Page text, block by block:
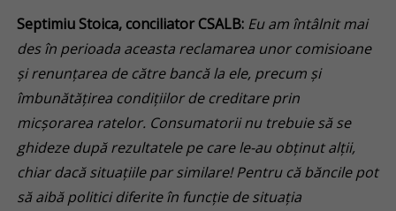
Septimiu Stoica, conciliator CSALB: Eu am întâlnit mai
des în perioada aceasta reclamarea unor comisioane
și renunțarea de către bancă la ele, precum și
îmbunătățirea condițiilor de creditare prin
micșorarea ratelor. Consumatorii nu trebuie să se
ghideze după rezultatele pe care le-au obținut alții,
chiar dacă situațiile par similare! Pentru că băncile pot
să aibă politici diferite în funcție de situația